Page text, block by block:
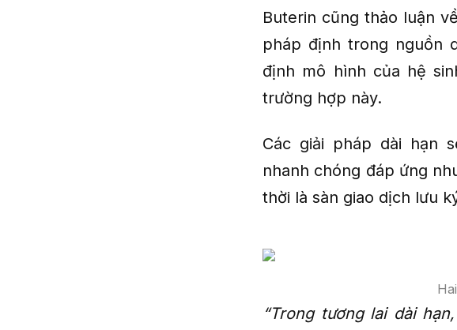
Buterin cũng thảo luận
pháp định trong nguồn
định mô hình của hệ
trường hợp này.
Các giải pháp dài hạn
nhanh chóng đáp ứng
thời là sàn giao dịch lưu
“Trong tương lai dài